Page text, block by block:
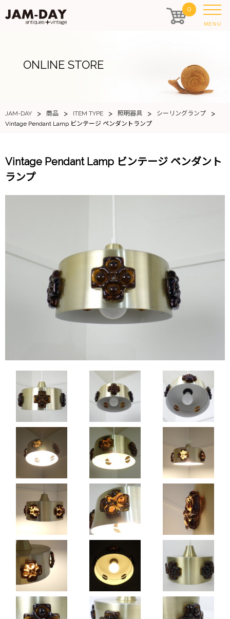
0
MENU
ONLINE STORE
JAM-DAY > 商品 > ITEM TYPE > 照明器具 > シーリングランプ >
Vintage Pendant Lamp ビンテージ ペンダントランプ
Vintage Pendant Lamp ビンテージ ペンダント
ランプ